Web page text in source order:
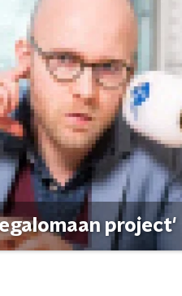
project'